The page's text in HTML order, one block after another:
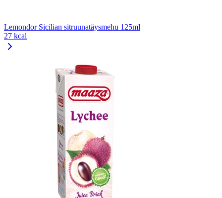
Lemondor Sicilian sitruunatäysmehu 125ml
27 kcal